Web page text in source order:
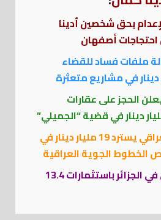
بحق شخصين أدينا
احتجاجات أصفهان
ملفات فساد للقضاء
في مشاريع متعثرة
الحجز على عقارات
عاجل …القضاء العراقي يسترد 19 مليار دينار في
الجوية العراقية
مصنع ورقي تركي في الجزائر باستثمارات 13.4